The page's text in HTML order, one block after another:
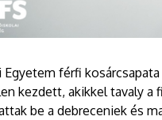
Egyetem férfi
kezdett, akikkel tavaly a
be a debreceniek és